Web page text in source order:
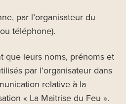
par l’organisateur du
téléphone).
que leurs noms, prénoms et
par l’organisateur dans
relative à la
« La Maitrise du Feu ».